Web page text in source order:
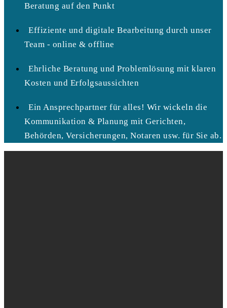
Beratung auf den Punkt
Effiziente und digitale Bearbeitung durch unser
Team - online & offline
Ehrliche Beratung und Problemlösung mit klaren
Kosten und Erfolgsaussichten
Ein Ansprechpartner für alles! Wir wickeln die
Kommunikation & Planung mit Gerichten,
Behörden, Versicherungen, Notaren usw. für Sie ab.